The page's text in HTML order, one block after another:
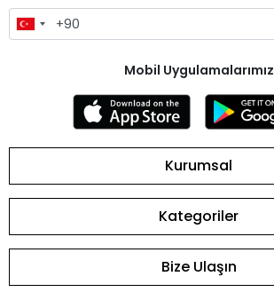
Mobil Uygulamalarımız
Kurumsal
Kategoriler
Bize Ulaşın